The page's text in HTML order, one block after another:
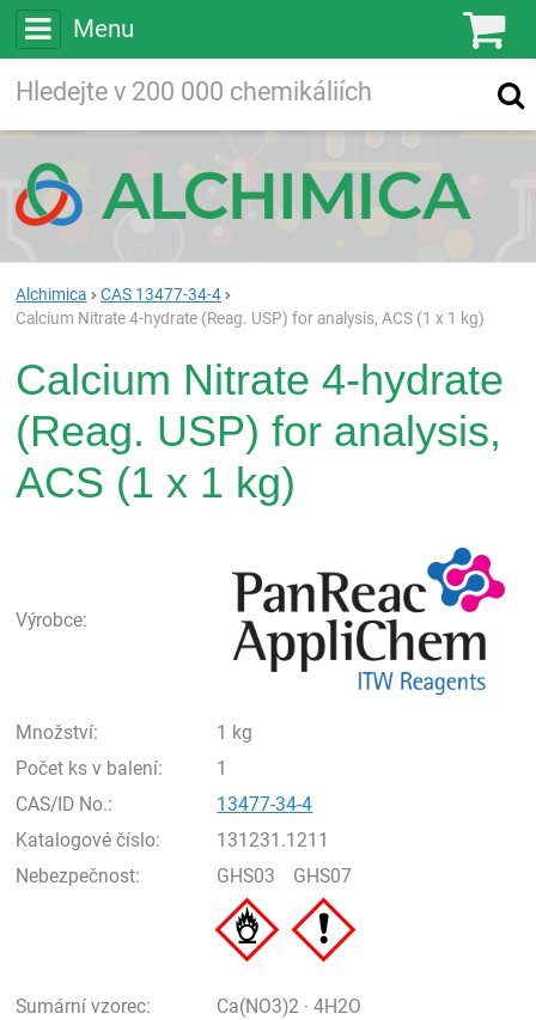
Menu
Vyhledávání
Alchimica
CAS 13477-34-4
Calcium Nitrate 4-hydrate (Reag. USP) for analysis, ACS (1 x 1 kg)
Calcium Nitrate 4-hydrate
(Reag. USP) for analysis,
ACS (1 x 1 kg)
Výrobce:
Množství:
1 kg
Počet ks v balení:
1
CAS/ID No.:
13477-34-4
Katalogové číslo:
131231.1211
Nebezpečnost:
GHS03 GHS07
Sumární vzorec:
Ca(NO3)2 · 4H2O